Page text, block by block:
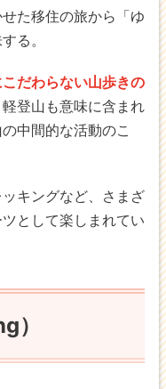
た移住の旅から「ゆ
る。
だわらない山歩きの
登山も意味に含まれ
中間的な活動のこ
キングなど、さまざ
として楽しまれてい
）